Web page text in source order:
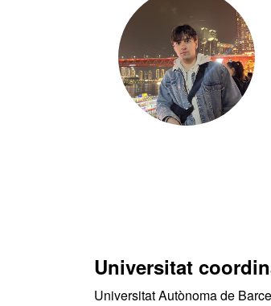
Universitat
Universitat Autònoma de